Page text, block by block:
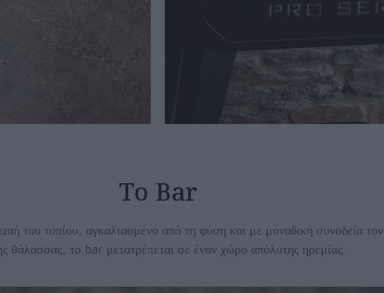
Το Bar
του τοπίου, αγκαλιασμένο από τη φύση και με μοναδική συνοδεία τον
θάλασσας, το bar μετατρέπεται σε έναν χώρο απόλυτης ηρεμίας.